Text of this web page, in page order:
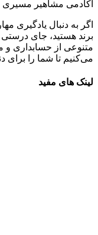
آکادمی مشاهیر
اگر به دنبال یادگیری
برند هستید، جای
متنوعی از حسابداری و
می‌کنیم تا شما را برای
لینک های مفید